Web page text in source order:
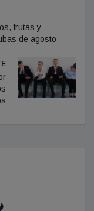
frutas y
de agosto